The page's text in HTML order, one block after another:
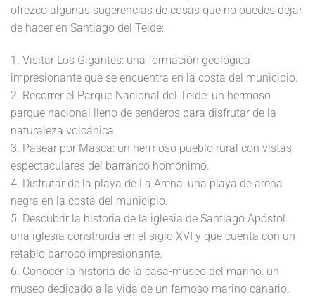
ofrezco algunas sugerencias de cosas que no puedes dejar
de hacer en Santiago del Teide:
1. Visitar Los Gigantes: una formación geológica
impresionante que se encuentra en la costa del municipio.
2. Recorrer el Parque Nacional del Teide: un hermoso
parque nacional lleno de senderos para disfrutar de la
naturaleza volcánica.
3. Pasear por Masca: un hermoso pueblo rural con vistas
espectaculares del barranco homónimo.
4. Disfrutar de la playa de La Arena: una playa de arena
negra en la costa del municipio.
5. Descubrir la historia de la iglesia de Santiago Apóstol:
una iglesia construida en el siglo XVI y que cuenta con un
retablo barroco impresionante.
6. Conocer la historia de la casa-museo del marino: un
museo dedicado a la vida de un famoso marino canario.